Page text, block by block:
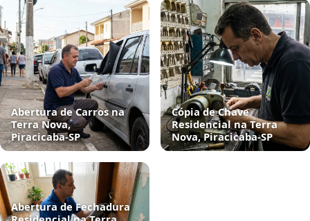
Abertura de Carros na
Terra Nova,
Piracicaba‑SP
Cópia de Chave
Residencial na Terra
Nova, Piracicaba‑SP
Abertura de Fechadura